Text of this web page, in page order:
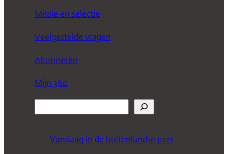
Missie en selectie
Veelgestelde vragen
Abonneren
Mijn 360
Vandaag in de buitenlandse pers